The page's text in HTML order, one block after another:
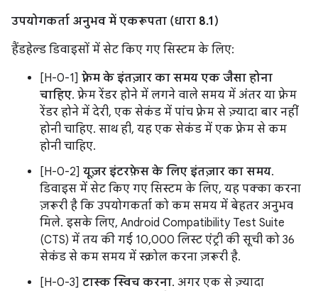
उपयोगकर्ता अनुभव में एकरूपता (धारा 8.1)
हैंडहेल्ड डिवाइसों में सेट किए गए सिस्टम के लिए:
[H-0-1] फ़्रेम के इंतज़ार का समय एक जैसा होना
चाहिए. फ़्रेम रेंडर होने में लगने वाले समय में अंतर या फ़्रेम
रेंडर होने में देरी, एक सेकंड में पांच फ़्रेम से ज़्यादा बार नहीं
होनी चाहिए. साथ ही, यह एक सेकंड में एक फ़्रेम से कम
होनी चाहिए.
[H-0-2] यूज़र इंटरफ़ेस के लिए इंतज़ार का समय.
डिवाइस में सेट किए गए सिस्टम के लिए, यह पक्का करना
ज़रूरी है कि उपयोगकर्ता को कम समय में बेहतर अनुभव
मिले. इसके लिए, Android Compatibility Test Suite
(CTS) में तय की गई 10,000 लिस्ट एंट्री की सूची को 36
सेकंड से कम समय में स्क्रोल करना ज़रूरी है.
[H-0-3] टास्क स्विच करना. अगर एक से ज़्यादा